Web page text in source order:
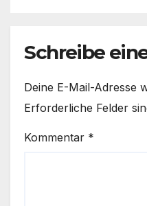
Schreibe
Deine E-Mail-Adresse
Erforderliche Felder
Kommentar *